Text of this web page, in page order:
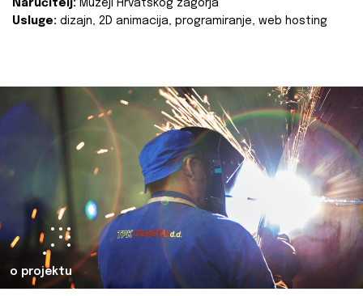
Naručitelj: Muzeji Hrvatskog zagorja
Usluge: dizajn, 2D animacija, programiranje, web hosting
o projektu